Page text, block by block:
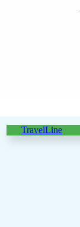
TravelLine